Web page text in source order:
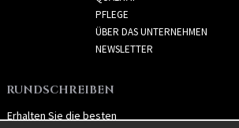
PFLEGE
ÜBER DAS UNTERNEHMEN
NEWSLETTER
RUNDSCHREIBEN
Erhalten Sie die besten